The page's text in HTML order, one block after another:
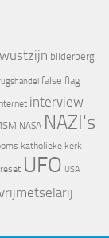
bilderberg
false flag
interview
NASA NAZI's
katholieke kerk
UFO USA